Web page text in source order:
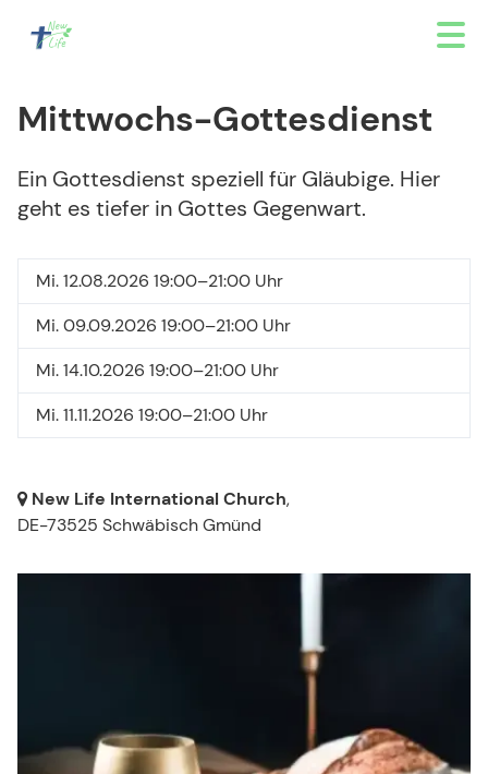
Mittwochs-Gottesdienst
Ein Gottesdienst speziell für Gläubige. Hier
geht es tiefer in Gottes Gegenwart.
Mi. 12.08.2026 19:00–21:00 Uhr
Mi. 09.09.2026 19:00–21:00 Uhr
Mi. 14.10.2026 19:00–21:00 Uhr
Mi. 11.11.2026 19:00–21:00 Uhr
New Life International Church,
DE-73525 Schwäbisch Gmünd